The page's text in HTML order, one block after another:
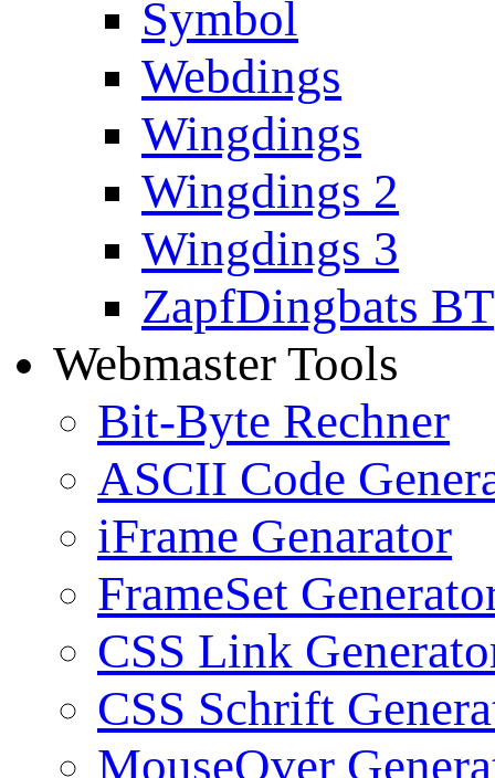
Symbol
Webdings
Wingdings
Wingdings 2
Wingdings 3
ZapfDingbats BT
Webmaster Tools
Bit-Byte Rechner
ASCII Code
iFrame Genarator
FrameSet
CSS Link
CSS Schrift
MouseOver